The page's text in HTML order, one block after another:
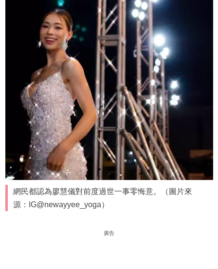
網民都認為廖慧儀對前度過世一事零悔意。（圖片來
源：IG@newayyee_yoga）
廣告